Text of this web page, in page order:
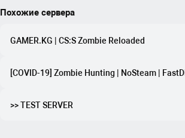
Похожие сервера
GAMER.KG | CS:S Zombie Reloaded
[COVID-19] Zombie Hunting | NoSteam | FastDL
>> TEST SERVER